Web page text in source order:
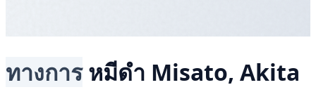
ทางการ หมีดำ Misato, Akita